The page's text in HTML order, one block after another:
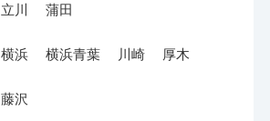
立川 蒲田
横浜 横浜青葉 川崎 厚木
藤沢